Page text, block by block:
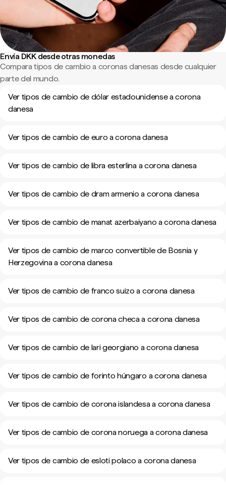
Envía DKK desde otras monedas
Compara tipos de cambio a coronas danesas desde cualquier
parte del mundo.
Ver tipos de cambio de dólar estadounidense a corona
danesa
Ver tipos de cambio de euro a corona danesa
Ver tipos de cambio de libra esterlina a corona danesa
Ver tipos de cambio de dram armenio a corona danesa
Ver tipos de cambio de manat azerbaiyano a corona danesa
Ver tipos de cambio de marco convertible de Bosnia y
Herzegovina a corona danesa
Ver tipos de cambio de franco suizo a corona danesa
Ver tipos de cambio de corona checa a corona danesa
Ver tipos de cambio de lari georgiano a corona danesa
Ver tipos de cambio de forinto húngaro a corona danesa
Ver tipos de cambio de corona islandesa a corona danesa
Ver tipos de cambio de corona noruega a corona danesa
Ver tipos de cambio de esloti polaco a corona danesa